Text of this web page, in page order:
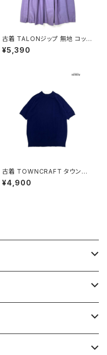
古着 TALONジップ 無地 コット
ン 膝丈 スカート 紫 (ba26070
02)
¥5,390
古着 TOWNCRAFT タウンク
ラフト 無地 半袖 ニット 紺 (ttu2
509075)
¥4,900